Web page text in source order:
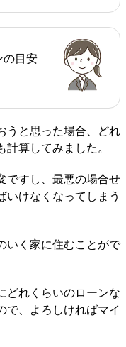
の目安
うと思った場合、どれ
算してみました。
ですし、最悪の場合せ
いけなくなってしまう
いく家に住むことがで
どれくらいのローンな
で、よろしければマイ